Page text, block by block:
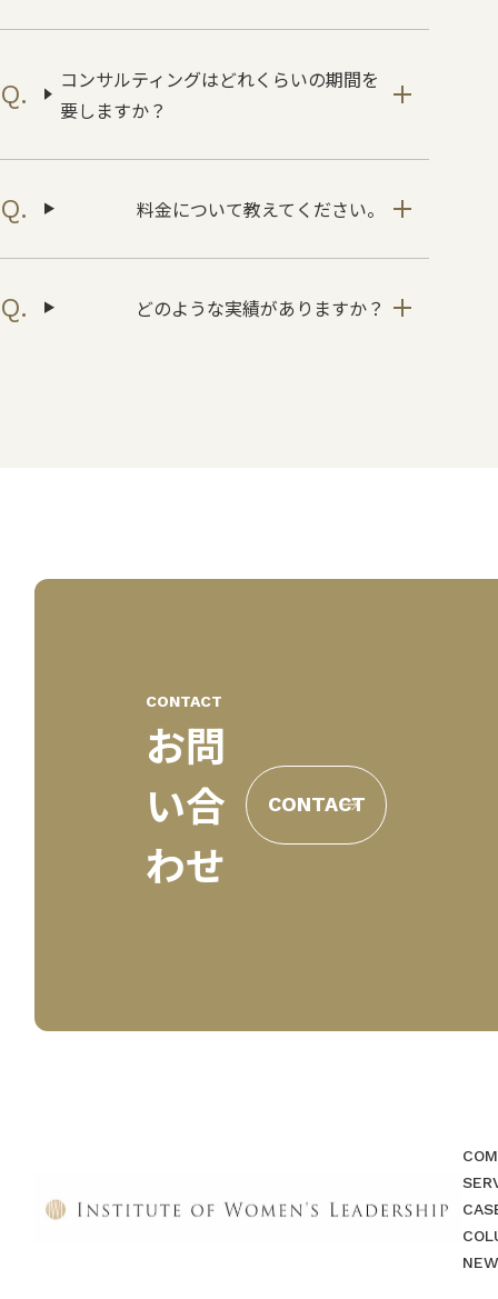
コンサルティングはどれくらいの期間を
要しますか？
料金について教えてください。
どのような実績がありますか？
CONTACT
お問
い合
わせ
CONTACT